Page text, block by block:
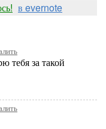
в evernote
тебя за такой